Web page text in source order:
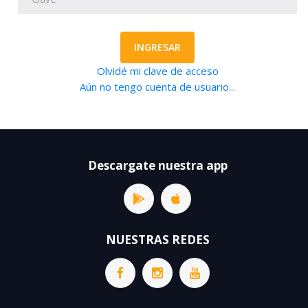
INGRESAR
Olvidé mi clave de acceso
Aún no tengo cuenta de usuario...
Descargate nuestra app
NUESTRAS REDES